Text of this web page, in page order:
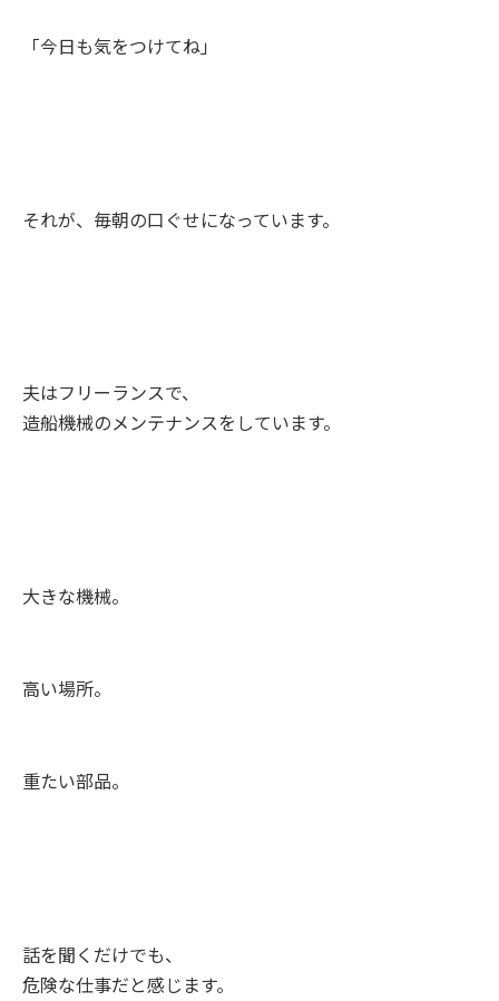
「今日も気をつけてね」
それが、毎朝の口ぐせになっています。
夫はフリーランスで、
造船機械のメンテナンスをしています。
大きな機械。
高い場所。
重たい部品。
話を聞くだけでも、
危険な仕事だと感じます。